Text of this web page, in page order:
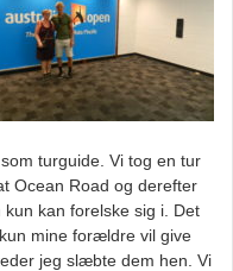
turguide. Vi tog en tur
Ocean Road og derefter
kan forelske sig i. Det
mine forældre vil give
jeg slæbte dem hen. Vi